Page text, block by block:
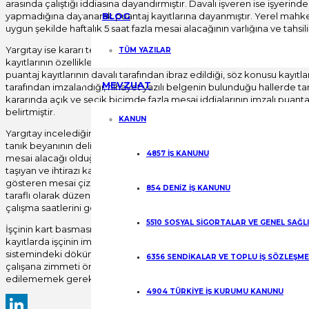
BLOG
TÜM YAZILAR
MEVZUAT
KANUN
4857 İŞ KANUNU
854 DENİZ İŞ KANUNU
5510 SOSYAL SİGORTALAR VE GENEL
6356 SENDİKALAR VE TOPLU İŞ
4904 TÜRKİYE İŞ KURUMU KANUNU
arasında çalıştığı iddiasına dayandırmıştır. Davalı işveren ise
yapmadığına dayanarak puantaj kayıtlarına dayanmıştır. Yerel
uygun şekilde haftalık 5 saat fazla mesai alacağının varlığına ve
Yargıtay ise kararı temyizen incelemiş ve bozmuştur. Yargıtay
kayıtlarının özellikle de işyerine giriş çıkışı gösteren belgelerin delil
puantaj kayıtlarının davalı tarafından ibraz edildiği, söz konusu
tarafından imzalandığı, nihayet yazılı belgenin bulunduğu
kararında açık ve seçik biçimde fazla mesai iddialarının imzalı
belirtmiştir.
Yargıtay incelediğimiz bu kararında, fazla mesai iddialarında
tanık beyanının delil olamayacağına vurgu yapmıştır. Bir diğer ifade
mesai alacağı olduğunu iddia eden işçinin bunu eşdeğer mahiyette
taşıyan ve ihtirazı kayıt içermeyen bu tip kayıtların tanık beyanları
gösteren mesai çizelgesi veya puantajların işçinin imzasını
taraflı olarak düzenlenen ilanlar veya imzasız mesai çizelgeleri
çalışma saatlerini gösteren işçinin imzasını taşıyan puantaj kayıtları
İşçinin kart basması suretiyle işyerine girip çıktığı durumlarda kart
kayıtlarda işçinin imzasının olması söz konusu değildir. Bu soruya
sistemindeki dökümler imzaya kaim olmuştur. İşçi imzasını bir nevi
çalışana zimmeti önemlidir. Bu sebeple kart basılarak girilen ve
edilememek gerekecektir.